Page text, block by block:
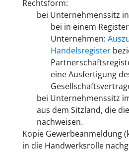
Rechtsform:
bei Unternehmenssitz
bei in einem
Unternehmen:
Handelsregister
eine Ausfertigung
bei Unternehmenssitz
aus dem Sitzland, die
nachweisen.
Kopie Gewerbeanmeldung
in die Handwerksrolle